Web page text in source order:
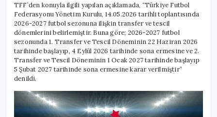
TFF’den konuyla ilgili yapılan açıklamada, “Türkiye Futbol
Federasyonu Yönetim Kurulu, 14.05.2026 tarihli toplantısında
2026-2027 futbol sezonuna ilişkin transfer ve tescil
dönemlerini belirlemiştir. Buna göre; 2026-2027 futbol
sezonunda 1. Transfer ve Tescil Döneminin 22 Haziran 2026
tarihinde başlayıp, 4 Eylül 2026 tarihinde sona ermesine ve 2.
Transfer ve Tescil Döneminin 1 Ocak 2027 tarihinde başlayıp
5 Şubat 2027 tarihinde sona ermesine karar verilmiştir”
denildi.